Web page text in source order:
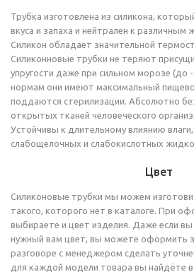
Трубка изготовлена из силикона,
вкуса и запаха и нейтрален к различным
Силикон обладает значительной
Силиконновые трубки не теряют
упругости даже при сильном морозе (до
нормам они имеют максимальный
поддаются стерилизации. Абсолютно
открытых тканей человеческого
Устойчивы к длительному влиянию
слабощелочных и слабокислотных
Цвет
Силиконовые трубки мы можем
такого, которого нет в каталоге. При
выбираете и цвет изделия. Даже если вы
нужный вам цвет, вы можете оформить
разговоре с менеджером сделать
для каждой модели товара вы найдёте в